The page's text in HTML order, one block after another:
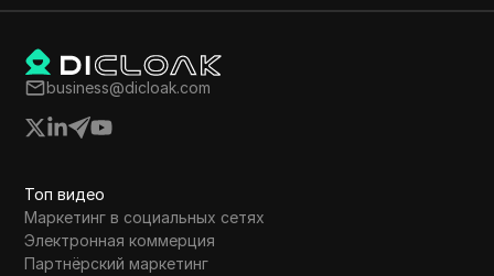
business@dicloak.com
Топ видео
Маркетинг в социальных сетях
Электронная коммерция
Партнёрский маркетинг